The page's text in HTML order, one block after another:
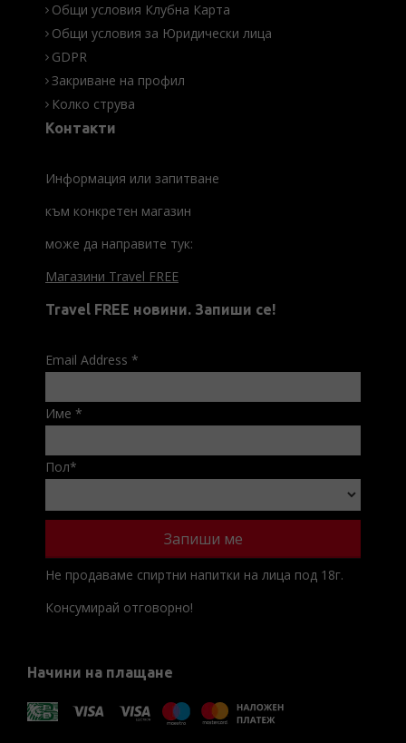
Общи условия Клубна Карта
Общи условия за Юридически лица
GDPR
Закриване на профил
Колко струва
Контакти
Информация или запитване
към конкретен магазин
може да направите тук:
Магазини Travel FREE
Travel FREE новини. Запиши се!
Email Address *
Име *
Пол*
Не продаваме спиртни напитки на лица под 18г.
Консумирай отговорно!
Начини на плащане